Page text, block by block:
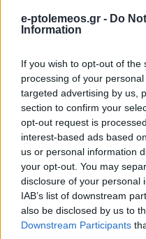
e-ptolemeos.gr - Do
Information
If you wish to opt-out of
processing of your
targeted advertising by us,
section to confirm your
opt-out request is
interest-based ads based
us or personal information
your opt-out. You may
disclosure of your personal
IAB’s list of downstream
also be disclosed by us to
Downstream Participants
6 Αυγούστου 2026, 2:58
TRUE STORY RADIO
True Story Radio: Ο
Επ. Πρόεδρος του
Συλλόγου
Καρκινοπαθών στην
Α. Κοτζακόλιου για τα